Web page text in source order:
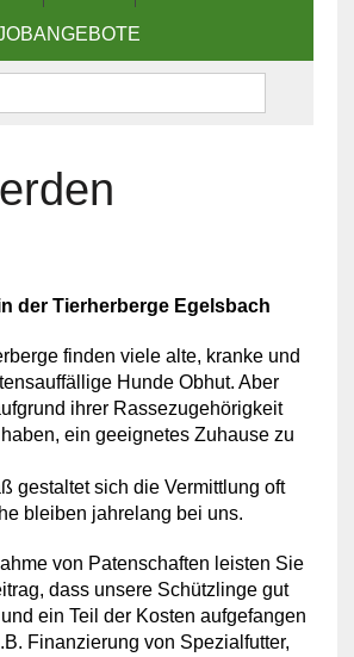
der Tierherberge Egelsbach
finden viele alte, kranke und
Hunde Obhut. Aber
ihrer Rassezugehörigkeit
ein geeignetes Zuhause zu
gestaltet sich die Vermittlung oft
bleiben jahrelang bei uns.
von Patenschaften leisten Sie
dass unsere Schützlinge gut
ein Teil der Kosten aufgefangen
Finanzierung von Spezialfutter,